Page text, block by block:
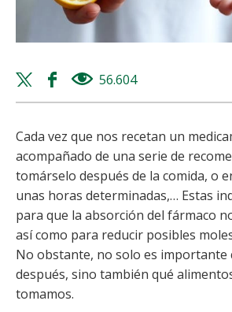
Twitter
share
Facebook
share
56.604views
Cada vez que nos recetan un
acompañado de una serie de
tomárselo después de la comida, o
unas horas determinadas,… Estas
para que la absorción del fármaco
así como para reducir posibles
No obstante, no solo es importante
después, sino también qué
tomamos.